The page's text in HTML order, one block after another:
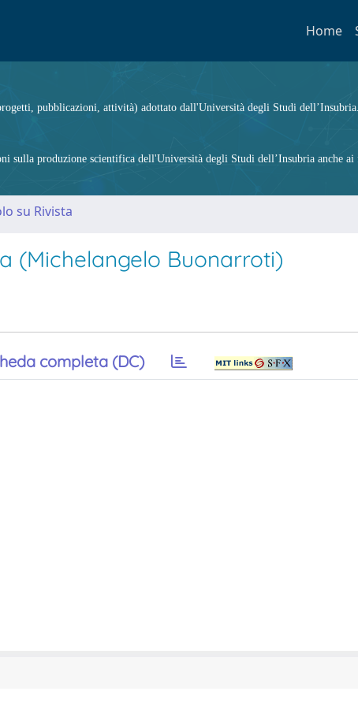
Home
pubblicazioni, attività) adottato dall'Università degli Studi dell’Insubria.
sulla produzione scientifica dell'Università degli Studi dell’Insubria anche
su Rivista
(Michelangelo Buonarroti)
completa (DC)